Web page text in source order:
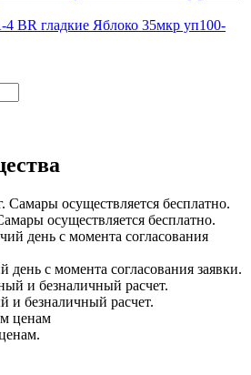
BR гладкие Яблоко 35мкр уп100-
осуществляется бесплатно.
день с момента согласования заявки.
безналичный расчет.